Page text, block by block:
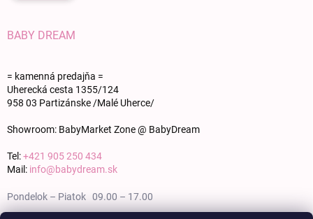
BABY DREAM
= kamenná predajňa =
Uherecká cesta 1355/124
958 03 Partizánske /Malé Uherce/
Showroom: BabyMarket Zone @ BabyDream
Tel:+421 905 250 434
Mail: info@babydream.sk
Pondelok – Piatok 09.00 – 17.00